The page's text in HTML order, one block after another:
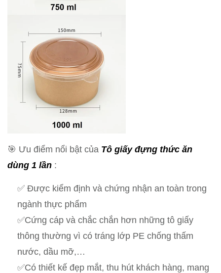
🎯 Ưu điểm nổi bật của Tô giấyđựng thức ăn
dùng 1 lần :
✅ Được kiểm định và chứng nhận an toàn trong
ngành thực phẩm
✅Cứng cáp và chắc chắn hơn những tô giấy
thông thường vì có tráng lớp PE chống thấm
nước, dầu mỡ,…
✅Có thiết kế đẹp mắt, thu hút khách hàng, mang